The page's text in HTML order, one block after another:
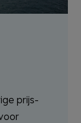
prijs-